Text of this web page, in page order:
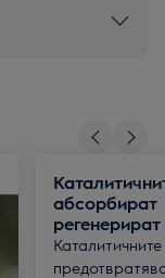
абсорбират